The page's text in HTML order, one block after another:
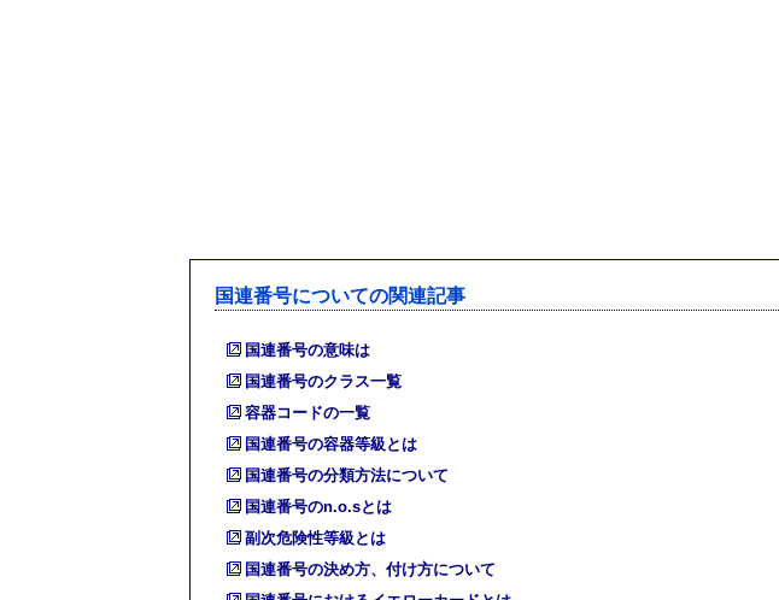
国連番号についての関連記事
国連番号の意味は
国連番号のクラス一覧
容器コードの一覧
国連番号の容器等級とは
国連番号の分類方法について
国連番号のn.o.sとは
副次危険性等級とは
国連番号の決め方、付け方について